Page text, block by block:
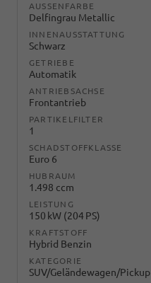
AUSSENFARBE
Delfingrau Metallic
INNENAUSSTATTUNG
Schwarz
GETRIEBE
Automatik
ANTRIEBSACHSE
Frontantrieb
PARTIKELFILTER
1
SCHADSTOFFKLASSE
Euro 6
HUBRAUM
1.498 ccm
LEISTUNG
150 kW (204 PS)
KRAFTSTOFF
Hybrid Benzin
KATEGORIE
SUV/Geländewagen/Pickup